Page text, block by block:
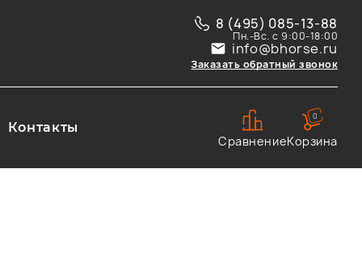
8 (495) 085-13-88
Пн.-Вс. с 9:00-18:00
info@bhorse.ru
Заказать обратный звонок
Контакты
Сравнение
0
Корзина